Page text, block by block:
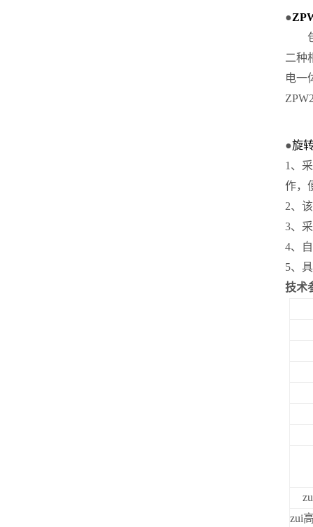
●
包
二种
电一
●旋
1、
作，
2、
3、
4、
5、
技术
zui